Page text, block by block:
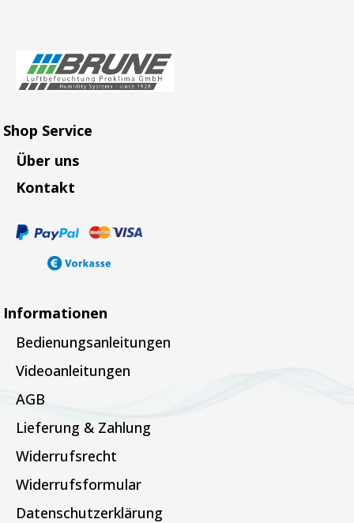
Shop Service
Über uns
Kontakt
Informationen
Bedienungsanleitungen
Videoanleitungen
AGB
Lieferung & Zahlung
Widerrufsrecht
Widerrufsformular
Datenschutzerklärung